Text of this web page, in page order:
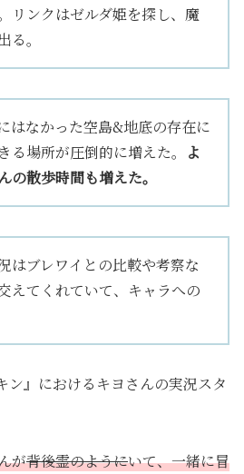
リンクはゼルダ姫を探し、魔
る。
はなかった空島&地底の存在に
る場所が圧倒的に増えた。
よ
の散歩時間も増えた。
はブレワイとの比較や考察な
えてくれていて、キャラへの
ン』におけるキヨさんの実況スタ
が背後霊のようにいて、一緒に冒